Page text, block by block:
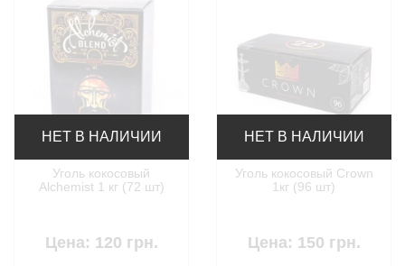
НЕТ В НАЛИЧИИ
Уголь кокосовый
Alchemist 1 кг (72 шт)
Цена: 120 грн.
НЕТ В НАЛИЧИИ
Уголь кокосовый Crown
1кг (96 шт)
Цена: 150 грн.